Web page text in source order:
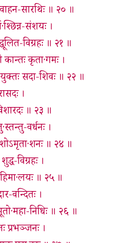
सारथिः ॥ २० ॥
संशयः ।
विग्रहः ॥ २१ ॥
कृता·गमः ।
युक्तः सदा-शिवः ॥ २२ ॥
।
॥ २३ ॥
वर्धनः ।
॥ २४ ॥
विग्रहः ।
॥ २५ ॥
वन्दितः ।
निधिः ॥ २६ ॥
प्रभञ्जनः ।